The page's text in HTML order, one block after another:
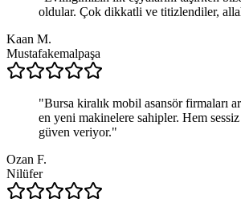
oldular. Çok dikkatli ve titizlendiler,
Kaan M.
Mustafakemalpaşa
"Bursa kiralık mobil asansör firmaları
en yeni makinelere sahipler. Hem
güven veriyor."
Ozan F.
Nilüfer